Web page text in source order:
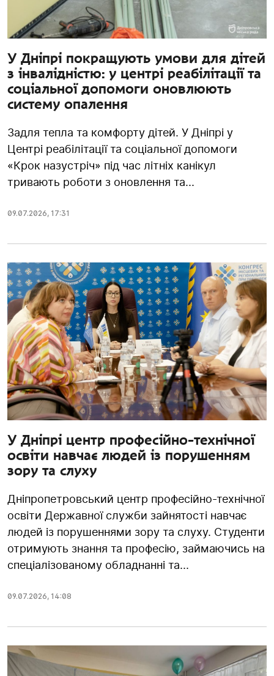
У Дніпрі покращують умови для дітей
з інвалідністю: у центрі реабілітації та
соціальної допомоги оновлюють
систему опалення
Задля тепла та комфорту дітей. У Дніпрі у
Центрі реабілітації та соціальної допомоги
«Крок назустріч» під час літніх канікул
тривають роботи з оновлення та...
09.07.2026, 17:31
У Дніпрі центр професійно-технічної
освіти навчає людей із порушенням
зору та слуху
Дніпропетровський центр професійно-технічної
освіти Державної служби зайнятості навчає
людей із порушеннями зору та слуху. Студенти
отримують знання та професію, займаючись на
спеціалізованому обладнанні та...
09.07.2026, 14:08